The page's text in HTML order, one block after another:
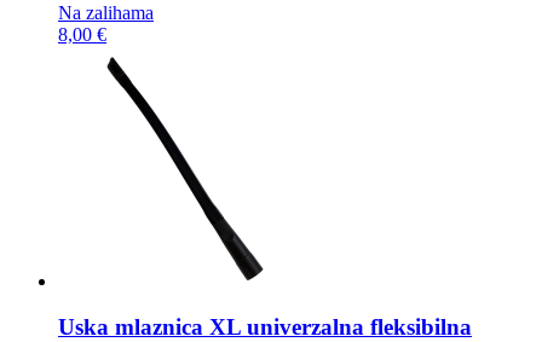
Na zalihama
8,00 €
Uska mlaznica XL univerzalna fleksibilna